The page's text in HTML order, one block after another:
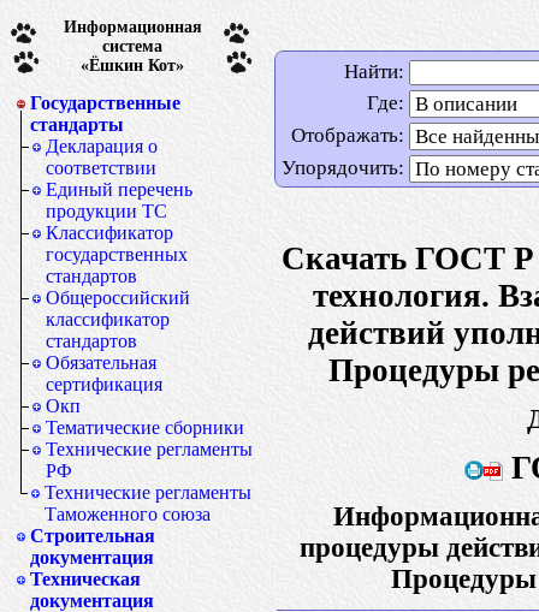
Информационная
система
«Ёшкин Кот»
Государственные
стандарты
Декларация о
соответствии
Единый перечень
продукции ТС
Классификатор
государственных
стандартов
Общероссийский
классификатор
стандартов
Обязательная
сертификация
Окп
Тематические сборники
Технические регламенты
РФ
Технические регламенты
Таможенного союза
Строительная
документация
Техническая
документация
Найти:
Где:
Отображать:
Упорядочить:
Скачать ГОСТ
технология.
действий
Процедуры
процедуры
Процедуры